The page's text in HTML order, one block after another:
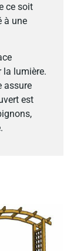
ce soit
à une
la lumière.
assure
est